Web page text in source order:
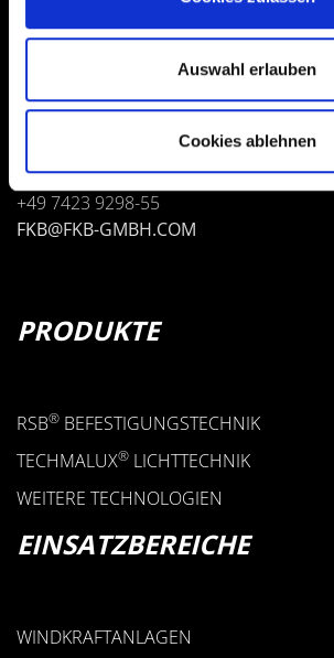
Auswahl erlauben
Cookies ablehnen
WEHRSTRASSE 15 / 27
D-78727 OBERNDORF
+49 7423 9298-0
+49 7423 9298-55
FKB@FKB-GMBH.COM
PRODUKTE
RSB® BEFESTIGUNGSTECHNIK
TECHMALUX® LICHTTECHNIK
WEITERE TECHNOLOGIEN
EINSATZBEREICHE
WINDKRAFTANLAGEN